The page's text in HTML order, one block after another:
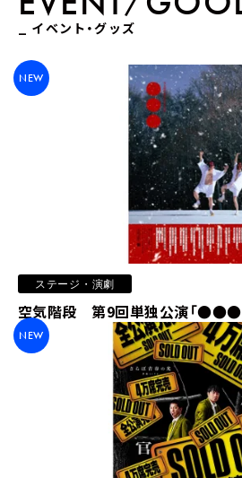
21:30 - 22:00
問わず語りの神田伯山
LIVE STREAMING
22:00 - 23:30
武田砂鉄のプレ金ナイト
_ イベント・グッズ
NEW
ステージ・演劇
空気階段 第9回単独公演「●●●
NEW